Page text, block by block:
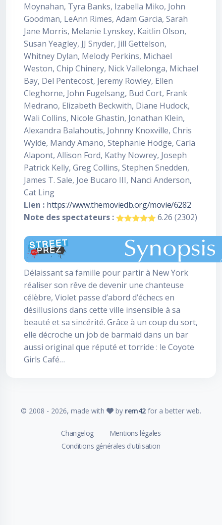
Moynahan, Tyra Banks, Izabella Miko, John
Goodman, LeAnn Rimes, Adam Garcia, Sarah
Jane Morris, Melanie Lynskey, Kaitlin Olson,
Susan Yeagley, JJ Snyder, Jill Gettelson,
Whitney Dylan, Melody Perkins, Michael
Weston, Chip Chinery, Nick Vallelonga, Michael
Bay, Del Pentecost, Jeremy Rowley, Ellen
Cleghorne, John Fugelsang, Bud Cort, Frank
Medrano, Elizabeth Beckwith, Diane Hudock,
Wali Collins, Nicole Ghastin, Jonathan Klein,
Alexandra Balahoutis, Johnny Knoxville, Chris
Wylde, Mandy Amano, Stephanie Hodge, Carla
Alapont, Allison Ford, Kathy Nowrey, Joseph
Patrick Kelly, Greg Collins, Stephen Snedden,
James T. Sale, Joe Bucaro III, Nanci Anderson,
Cat Ling
Lien : https://www.themoviedb.org/movie/6282
Note des spectateurs :
6.26 (2302)
Délaissant sa famille pour partir à New York
réaliser son rêve de devenir une chanteuse
célèbre, Violet passe d’abord d’échecs en
désillusions dans cette ville insensible à sa
beauté et sa sincérité. Grâce à un coup du sort,
elle décroche un job de barmaid dans un bar
aussi original que réputé et torride : le Coyote
Girls Café…
© 2008 - 2026, made with by rem42 for a better web.
Changelog
Mentions légales
Conditions générales d'utilisation